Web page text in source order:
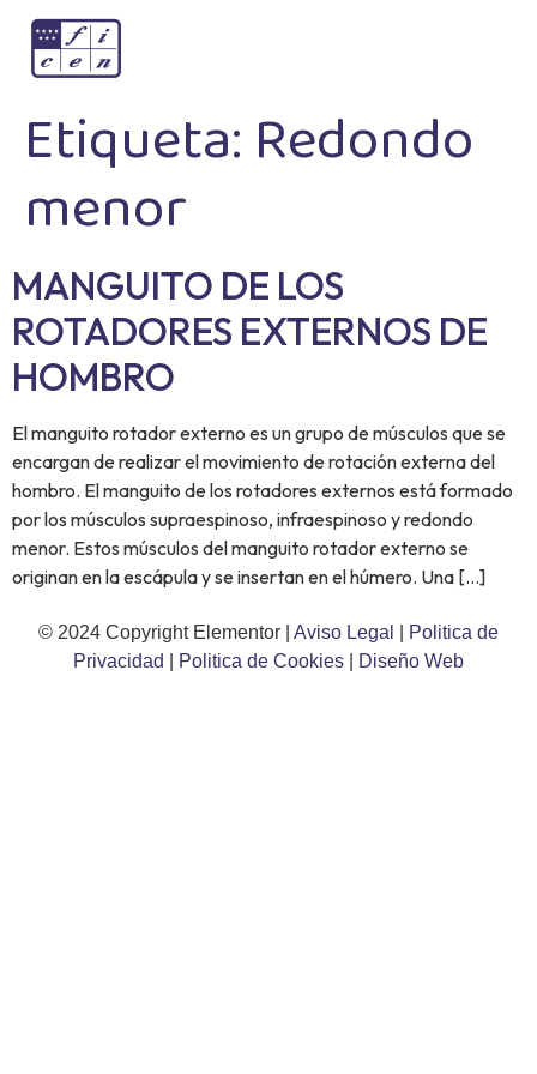
Etiqueta: Redondo
menor
MANGUITO DE LOS
ROTADORES EXTERNOS DE
HOMBRO
El manguito rotador externo es un grupo de músculos que se
encargan de realizar el movimiento de rotación externa del
hombro. El manguito de los rotadores externos está formado
por los músculos supraespinoso, infraespinoso y redondo
menor. Estos músculos del manguito rotador externo se
originan en la escápula y se insertan en el húmero. Una […]
© 2024 Copyright Elementor | Aviso Legal
Politica de
Privacidad
Politica de Cookies Diseño Web